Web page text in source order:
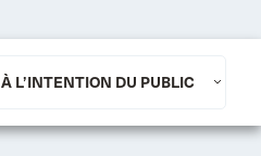
À L’INTENTION DU PUBLIC